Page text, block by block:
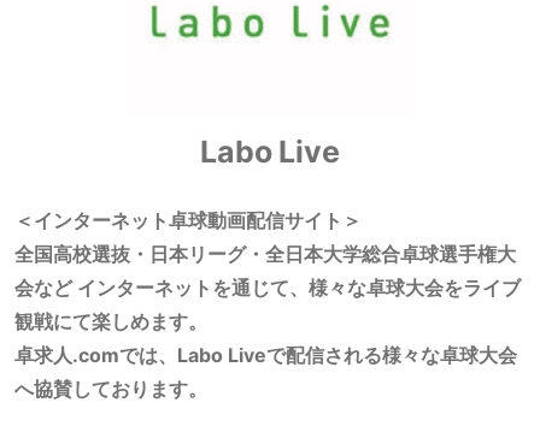
Labo Live
＜インターネット卓球動画配信サイト＞
全国高校選抜・日本リーグ・全日本大学総合卓球選手権大
会など インターネットを通じて、様々な卓球大会をライブ
観戦にて楽しめます。
卓求人.comでは、Labo Liveで配信される様々な卓球大会
へ協賛しております。